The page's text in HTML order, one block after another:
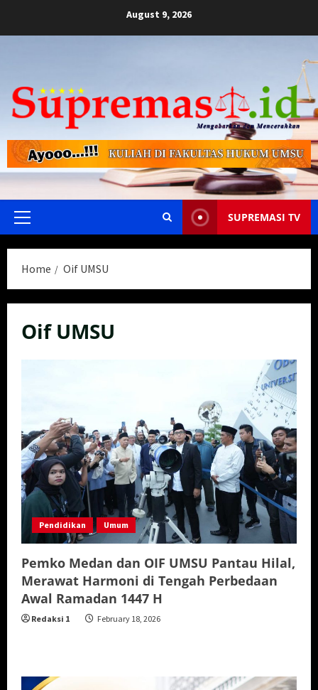
August 9, 2026
Primary
SUPREMASI TV
Home Oif UMSU
Oif UMSU
Pendidikan Umum
Pemko Medan dan OIF UMSU Pantau Hilal,
Merawat Harmoni di Tengah Perbedaan
Awal Ramadan 1447 H
Redaksi 1 February 18, 2026